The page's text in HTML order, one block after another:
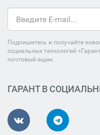
Подпишитесь и получайте
социальных технологий
почтовый ящик.
ГАРАНТ В